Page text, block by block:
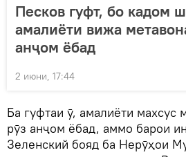
Песков гуфт, бо кадом
амалиёти вижа
анҷом ёбад
2 июни, 17:44
Ба гуфтаи ӯ, амалиёти махсус
рӯз анҷом ёбад, аммо барои
Зеленский бояд ба Нерӯҳои